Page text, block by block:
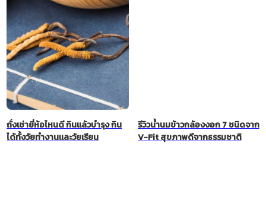
ถั่งเช่ายี่ห้อไหนดี กินแล้วบำรุง กิน
ได้ทั้งวัยทำงานและวัยเรียน
รีวิวน้ำนมข้าวกล้องงอก 7 ชนิดจาก
V-Fit สุขภาพดีจากธรรมชาติ